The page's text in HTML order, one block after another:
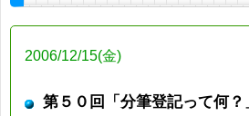
2006/12/15(金)
第５０回「分筆登記って何？